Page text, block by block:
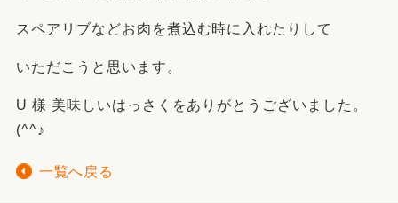
スペアリブなどお肉を煮込む時に入れたりして
いただこうと思います。
U 様 美味しいはっさくをありがとうございました。
(^^♪
一覧へ戻る